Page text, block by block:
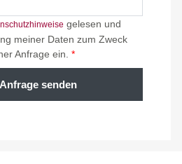
gelesen und
meiner Daten zum Zweck
Anfrage ein. *
senden